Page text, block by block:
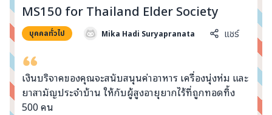
นโยบายความเป็นส่วนตัว
ภาษา: ไทย
MS150 for Thailand Elder Society
บุคคลทั่วไป Mika Hadi Suryapranata แชร์
เงินบริจาคของคุณจะสนับสนุนค่าอาหาร เครื่องนุ่งห่ม และ
ยาสามัญประจำบ้าน ให้กับผู้สูงอายุยากไร้ที่ถูกทอดทิ้ง
500 คน